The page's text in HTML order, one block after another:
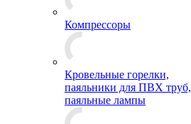
Компрессоры
Кровельные горелки,
паяльники для ПВХ труб,
паяльные лампы